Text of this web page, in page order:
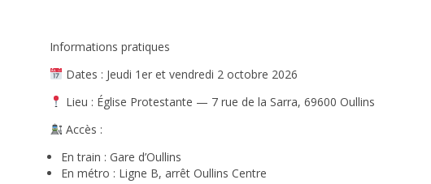
Informations pratiques
Dates : Jeudi 1er et vendredi 2 octobre 2026
Lieu : Église Protestante — 7 rue de la Sarra, 69600 Oullins
Accès :
En train : Gare d’Oullins
En métro : Ligne B, arrêt Oullins Centre